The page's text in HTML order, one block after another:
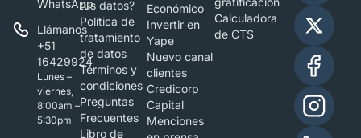
WhatsApp
Llámanos
+51
16429924
Lunes –
viernes,
8:00am –
5:30pm
tus datos?
Política de
tratamiento
de datos
Términos y
condiciones
Preguntas
Frecuentes
Libro de
Económico
Invertir en
Yape
Nuevo canal
clientes
Credicorp
Capital
Menciones
Calculadora
de CTS